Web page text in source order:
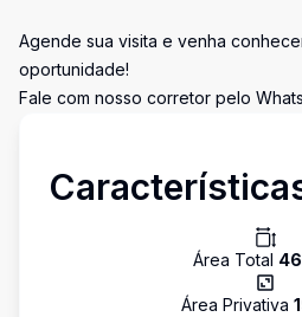
Agende sua visita e venha
oportunidade!
Fale com nosso corretor pelo
Área Total
Área Privativa